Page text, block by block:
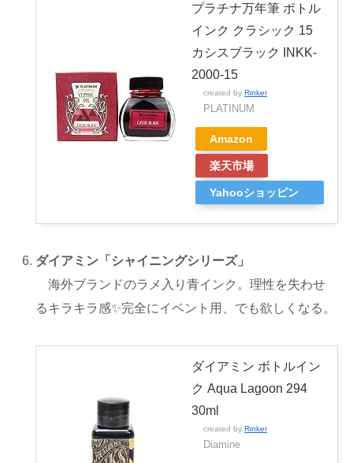
プラチナ万年筆 ボトル
インク クラシック 15
カシスブラック INKK-
2000-15
created byRinker
PLATINUM
Amazon
楽天市場
Yahooショッピン
ダイアミン「シャイニングシリーズ」
海外ブランドのラメ入り青インク。理性を失わせ
るキラキラ感✨️完全にイベント用、でも欲しくなる。
ダイアミン ボトルイン
ク Aqua Lagoon 294
30ml
created byRinker
Diamine